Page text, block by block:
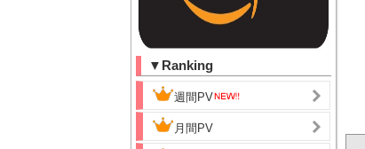
▼Ranking
週間PV
月間PV